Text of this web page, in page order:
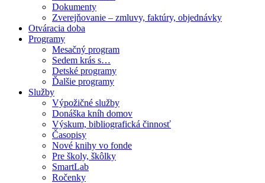
Dokumenty
Zverejňovanie – zmluvy, faktúry, objednávky
Otváracia doba
Programy
Mesačný program
Sedem krás s…
Detské programy
Ďalšie programy
Služby
Výpožičné služby
Donáška kníh domov
Výskum, bibliografická činnosť
Časopisy
Nové knihy vo fonde
Pre školy, škôlky
SmartLab
Ročenky